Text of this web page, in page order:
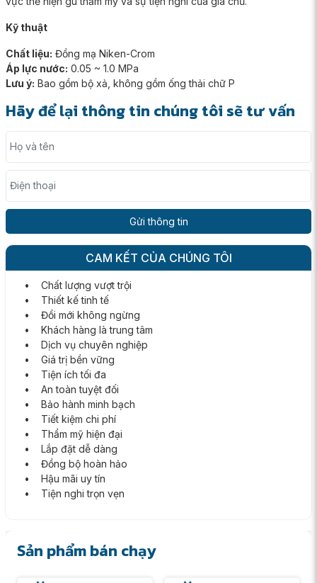
Kỹ thuật
Chất liệu: Đồng mạ Niken-Crom
Áp lực nước: 0.05 ~ 1.0 MPa
Lưu ý: Bao gồm bộ xả, không gồm ống thải chữ P
Hãy để lại thông tin chúng tôi sẽ tư vấn
Họ và tên
Điện thoại
CAM KẾT CỦA CHÚNG TÔI
• Chất lượng vượt trội
• Thiết kế tinh tế
• Đổi mới không ngừng
• Khách hàng là trung tâm
• Dịch vụ chuyên nghiệp
• Giá trị bền vững
• Tiện ích tối đa
• An toàn tuyệt đối
• Bảo hành minh bạch
• Tiết kiệm chi phí
• Thẩm mỹ hiện đại
• Lắp đặt dễ dàng
• Đồng bộ hoàn hảo
• Hậu mãi uy tín
• Tiện nghi trọn vẹn
Sản phẩm bán chạy